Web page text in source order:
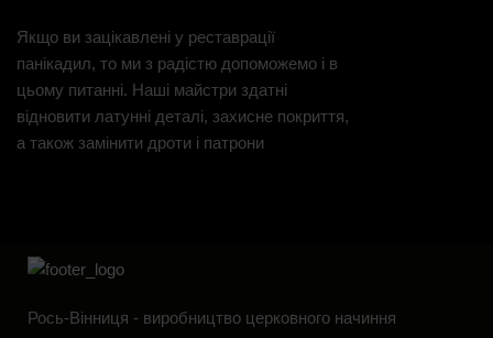
Якщо ви зацікавлені у реставрації
панікадил, то ми з радістю допоможемо і в
цьому питанні. Наші майстри здатні
відновити латунні деталі, захисне покриття,
а також замінити дроти і патрони
Рось-Вінниця - виробництво церковного начиння